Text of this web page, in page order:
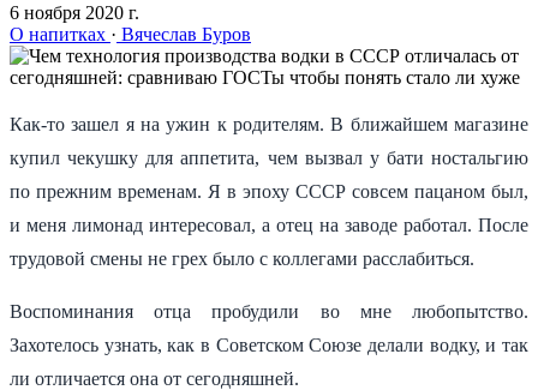
6 ноября 2020 г.
О напитках · Вячеслав Буров
Как-то зашел я на ужин к родителям. В ближайшем магазине
купил чекушку для аппетита, чем вызвал у бати ностальгию
по прежним временам. Я в эпоху СССР совсем пацаном был,
и меня лимонад интересовал, а отец на заводе работал. После
трудовой смены не грех было с коллегами расслабиться.
Воспоминания отца пробудили во мне любопытство.
Захотелось узнать, как в Советском Союзе делали водку, и так
ли отличается она от сегодняшней.